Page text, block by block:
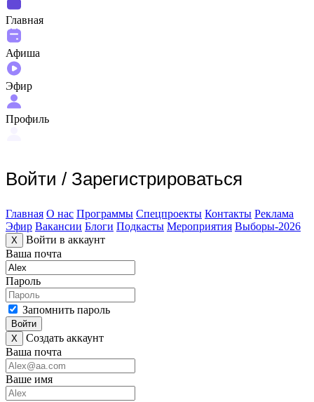
Главная
Афиша
Эфир
Профиль
Войти / Зарегистрироваться
Главная О нас Программы Спецпроекты Контакты Реклама
Эфир Вакансии Блоги Подкасты Мероприятия Выборы-2026
X
Войти в аккаунт
Ваша почта
Пароль
Запомнить пароль
Войти
X
Создать аккаунт
Ваша почта
Ваше имя